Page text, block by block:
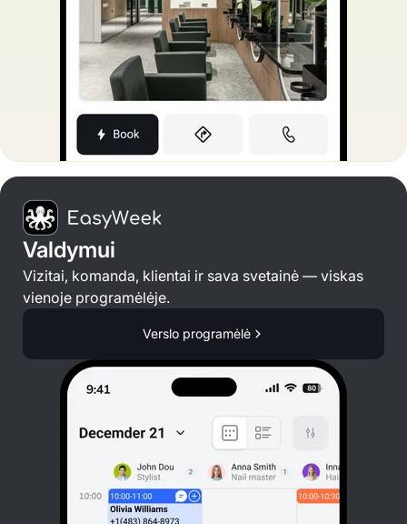
Valdymui
Vizitai, komanda, klientai ir sava svetainė — viskas
vienoje programėlėje.
Verslo programėlė